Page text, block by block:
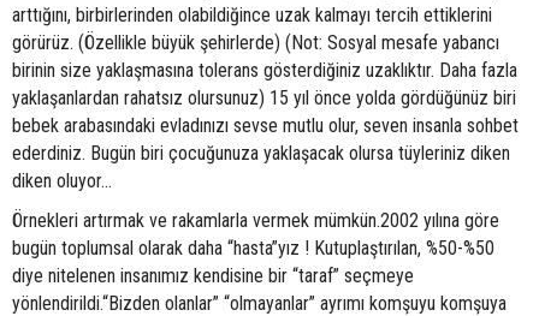
arttığını, birbirlerinden olabildiğince uzak kalmayı tercih ettiklerini
görürüz. (Özellikle büyük şehirlerde) (Not: Sosyal mesafe yabancı
birinin size yaklaşmasına tolerans gösterdiğiniz uzaklıktır. Daha fazla
yaklaşanlardan rahatsız olursunuz) 15 yıl önce yolda gördüğünüz biri
bebek arabasındaki evladınızı sevse mutlu olur, seven insanla sohbet
ederdiniz. Bugün biri çocuğunuza yaklaşacak olursa tüyleriniz diken
diken oluyor…
Örnekleri artırmak ve rakamlarla vermek mümkün.2002 yılına göre
bugün toplumsal olarak daha “hasta”yız ! Kutuplaştırılan, %50-%50
diye nitelenen insanımız kendisine bir “taraf” seçmeye
yönlendirildi.“Bizden olanlar” “olmayanlar” ayrımı komşuyu komşuya